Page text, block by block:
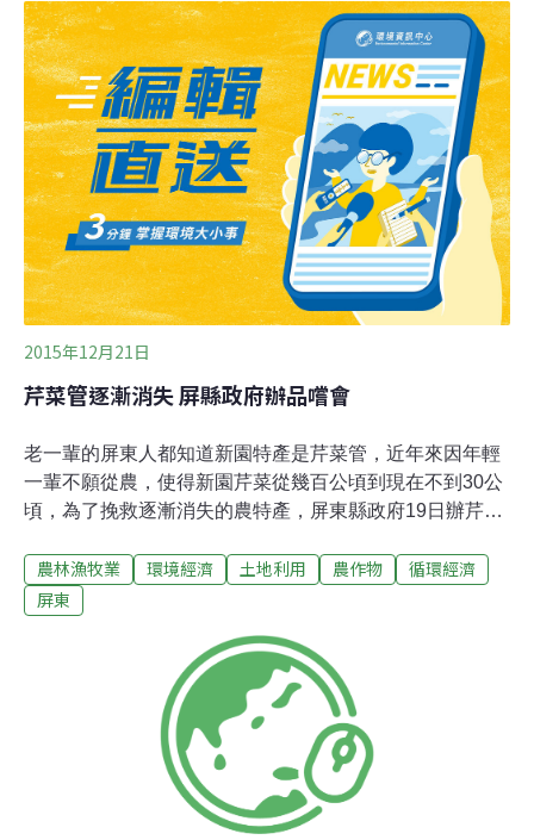
星的污染個案，所佔土地面積並不大，約只有一分地，至
於上游的可疑污染源，以交由縣府環保局追查。
2015年12月21日
芹菜管逐漸消失 屏縣政府辦品嚐會
老一輩的屏東人都知道新園特產是芹菜管，近年來因年輕
一輩不願從農，使得新園芹菜從幾百公頃到現在不到30公
頃，為了挽救逐漸消失的農特產，屏東縣政府19日辦芹菜
菜調味，粗梗的莖較粗，中空而脆，俗稱「芹菜管」，炒
煮味道鮮美，目前行口價每台斤新台幣70元以上。價格雖
水銓曾獲神農獎，至今仍堅持種芹菜管，他表示，新園鄉
種植的芹菜管之所以可口，在於技術。他表示，芹菜管的
黃金採收期為每天清晨3、4時，趁著露水籠罩採收，這樣
桿莖才會清脆新鮮，也因為需要早起，年輕人大多不願種
植，使得新園鄉芹菜管面積越來越小。
農林漁牧業 環境經濟 土地利用 農作物
循環經濟
屏東